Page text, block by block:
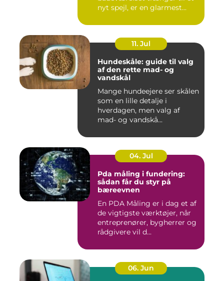
nyt spejl, er en glarmest...
11. Jul
Hundeskåle: guide til valg
af den rette mad- og
vandskål
Mange hundeejere ser skålen
som en lille detalje i
hverdagen, men valg af
mad- og vandskå...
04. Jul
Pda måling i fundering:
sådan får du styr på
bæreevnen
En PDA Måling er i dag et af
de vigtigste værktøjer, når
entreprenører, bygherrer og
rådgivere vil d...
06. Jun